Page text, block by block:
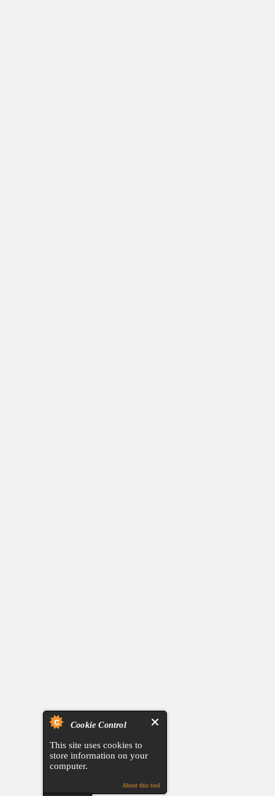
Cookie Control
This site uses cookies to
store information on your
computer.
About this tool